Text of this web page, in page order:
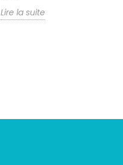
Lire la suite